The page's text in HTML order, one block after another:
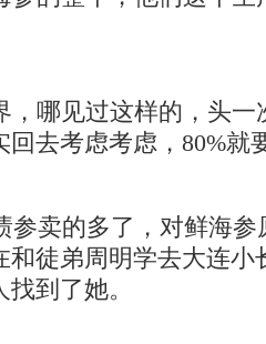
哪见过这样的，头一
去考虑考虑，80%就
卖的多了，对鲜海参
和徒弟周明学去大连小
到了她。